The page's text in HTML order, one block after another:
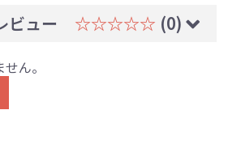
ビュー ☆☆☆☆☆ (0)
ん。